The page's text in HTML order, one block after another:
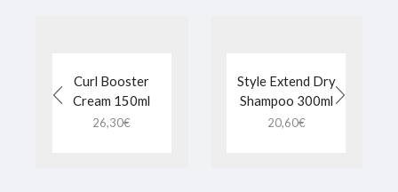
Curl Booster
Cream 150ml
26,30€
Style Extend Dry
Shampoo 300ml
20,60€